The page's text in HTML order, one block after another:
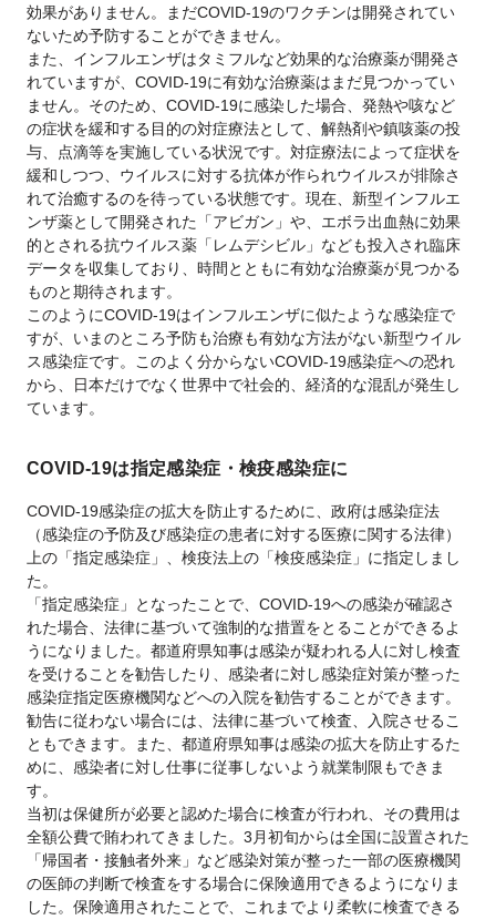
効果がありません。まだCOVID-19のワクチンは開発されてい
ないため予防することができません。
また、インフルエンザはタミフルなど効果的な治療薬が開発さ
れていますが、COVID-19に有効な治療薬はまだ見つかってい
ません。そのため、COVID-19に感染した場合、発熱や咳など
の症状を緩和する目的の対症療法として、解熱剤や鎮咳薬の投
与、点滴等を実施している状況です。対症療法によって症状を
緩和しつつ、ウイルスに対する抗体が作られウイルスが排除さ
れて治癒するのを待っている状態です。現在、新型インフルエ
ンザ薬として開発された「アビガン」や、エボラ出血熱に効果
的とされる抗ウイルス薬「レムデシビル」なども投入され臨床
データを収集しており、時間とともに有効な治療薬が見つかる
ものと期待されます。
このようにCOVID-19はインフルエンザに似たような感染症で
すが、いまのところ予防も治療も有効な方法がない新型ウイル
ス感染症です。このよく分からないCOVID-19感染症への恐れ
から、日本だけでなく世界中で社会的、経済的な混乱が発生し
ています。
COVID-19は指定感染症・検疫感染症に
COVID-19感染症の拡大を防止するために、政府は感染症法
（感染症の予防及び感染症の患者に対する医療に関する法律）
上の「指定感染症」、検疫法上の「検疫感染症」に指定しまし
た。
「指定感染症」となったことで、COVID-19への感染が確認さ
れた場合、法律に基づいて強制的な措置をとることができるよ
うになりました。都道府県知事は感染が疑われる人に対し検査
を受けることを勧告したり、感染者に対し感染症対策が整った
感染症指定医療機関などへの入院を勧告することができます。
勧告に従わない場合には、法律に基づいて検査、入院させるこ
ともできます。また、都道府県知事は感染の拡大を防止するた
めに、感染者に対し仕事に従事しないよう就業制限もできま
す。
当初は保健所が必要と認めた場合に検査が行われ、その費用は
全額公費で賄われてきました。3月初旬からは全国に設置された
「帰国者・接触者外来」など感染対策が整った一部の医療機関
の医師の判断で検査をする場合に保険適用できるようになりま
した。保険適用されたことで、これまでより柔軟に検査できる